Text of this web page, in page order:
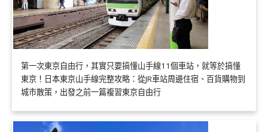
第一次東京自由行，其實只要搞懂山手線11個車站，就等於搞懂
東京！日本東京山手線完整攻略：從JR車站周邊住宿、百貨購物到
城市散策，出發之前一篇複習東京自由行